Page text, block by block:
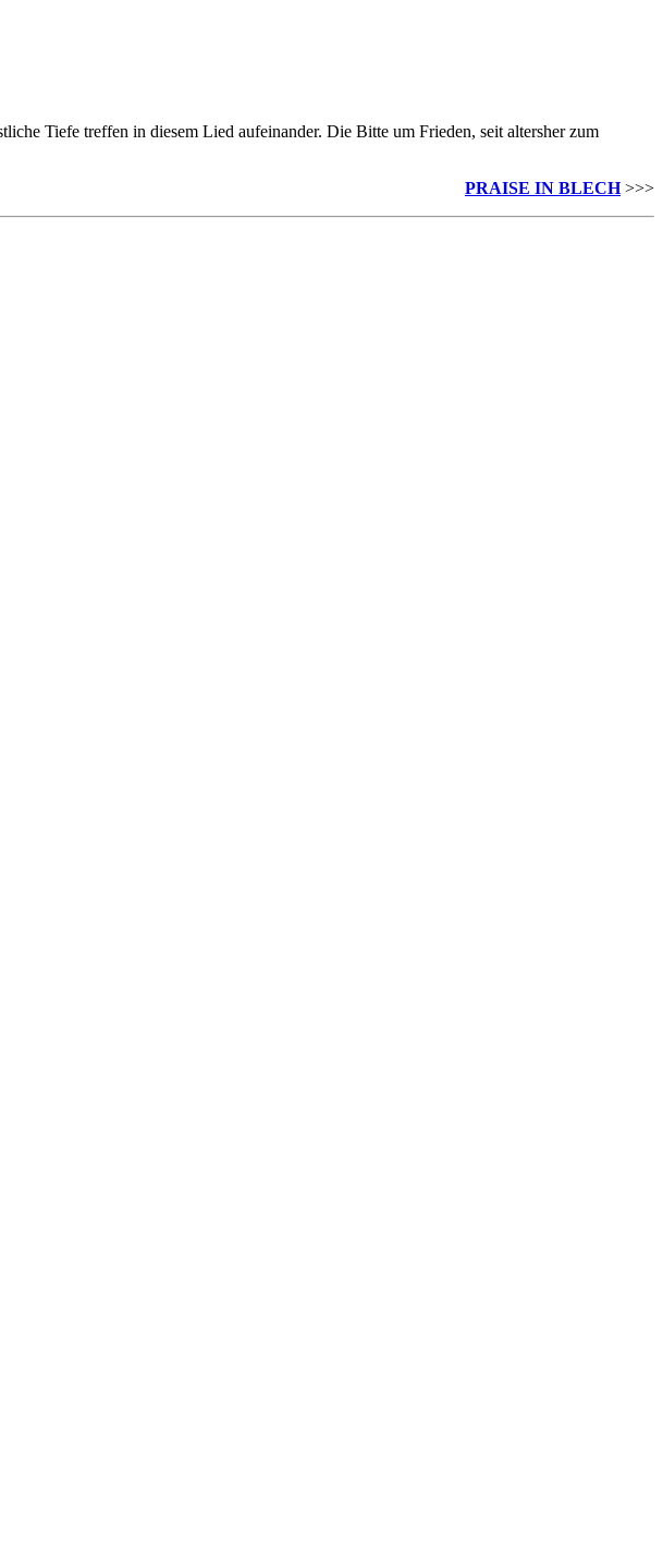
Tiefe treffen in diesem Lied aufeinander. Die Bitte um Frieden, seit altersher zum
PRAISE IN BLECH>>>